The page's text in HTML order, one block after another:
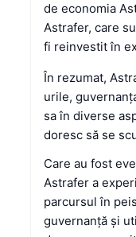
de economia
Astrafer, care
fi reinvestit în
În rezumat,
urile,
sa în diverse
doresc să se
Care au fost
Astrafer a
parcursul în
guvernanță și